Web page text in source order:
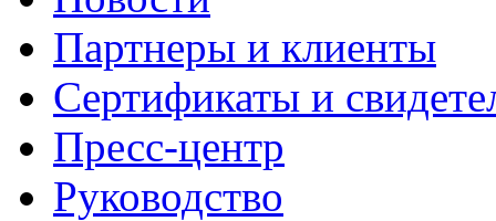
Партнеры и клиенты
Сертификаты и
Пресс-центр
Руководство